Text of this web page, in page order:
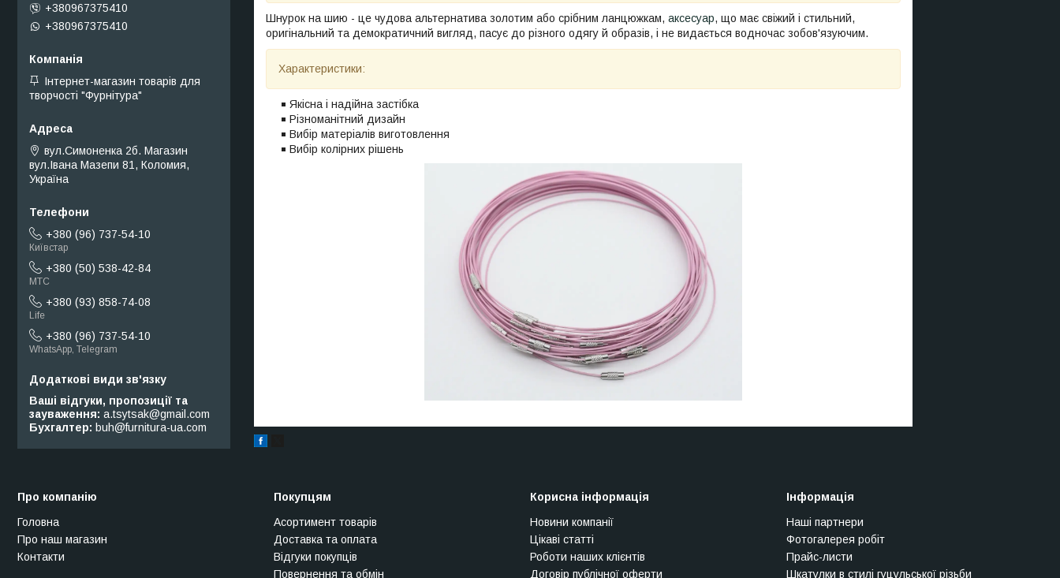
Шнурок на шию - це чудова альтернатива золотим або срібним ланцюжкам, аксесуар, що має свіжий і стильний,
оригінальний та демократичний вигляд, пасує до різного одягу й образів, і не видається водночас зобов'язуючим.
Характеристики:
Якісна і надійна застібка
Різноманітний дизайн
Вибір матеріалів виготовлення
Вибір колірних рішень
+380967375410
+380967375410
Інтернет-магазин товарів для
творчості "Фурнітура"
вул.Симоненка 2б. Магазин
вул.Івана Мазепи 81, Коломия,
Україна
+380 (96) 737-54-10
Київстар
+380 (50) 538-42-84
МТС
+380 (93) 858-74-08
Life
+380 (96) 737-54-10
WhatsApp, Telegram
Ваші відгуки, пропозиції та
зауваження a.tsytsak@gmail.com
Бухгалтер
buh@furnitura-ua.com
Про компанію
Головна
Про наш магазин
Контакти
Покупцям
Асортимент товарів
Доставка та оплата
Відгуки покупців
Повернення та обмін
Корисна інформація
Новини компанії
Цікаві статті
Роботи наших клієнтів
Договір публічної оферти
Інформація
Наші партнери
Фотогалерея робіт
Прайс-листи
Шкатулки в стилі гуцульської різьби